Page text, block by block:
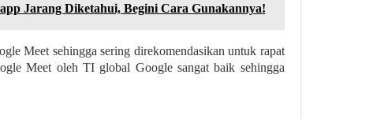
Jarang Diketahui, Begini Cara Gunakannya!
Meet sehingga sering direkomendasikan untuk rapat
Meet oleh TI global Google sangat baik sehingga